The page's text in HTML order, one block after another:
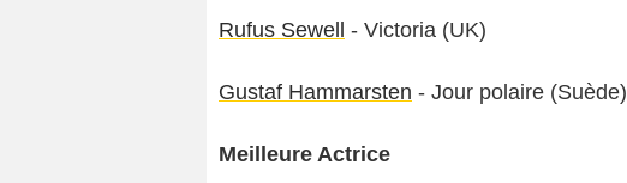
Rufus Sewell - Victoria (UK)
Gustaf Hammarsten - Jour polaire (Suède)
Meilleure Actrice